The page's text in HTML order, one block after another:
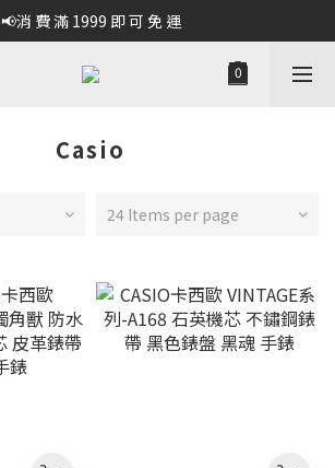
📢消 費 滿 1999 即 可 免 運
Casio
24 Items per page